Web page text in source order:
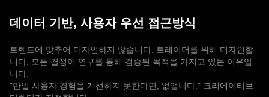
데이터 기반, 사용자 우선 접근방식
트렌드에 맞추어 디자인하지 않습니다. 트레이더를 위해 디자인합
니다. 모든 결정이 연구를 통해 검증된 목적을 가지고 있는 이유입
니다.
"만일 사용자 경험을 개선하지 못한다면, 없앱니다." 크리에이티브